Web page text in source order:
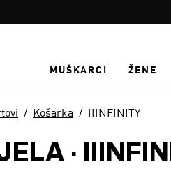
MUŠKARCI ŽENE
Košarka IIINFINITY
·